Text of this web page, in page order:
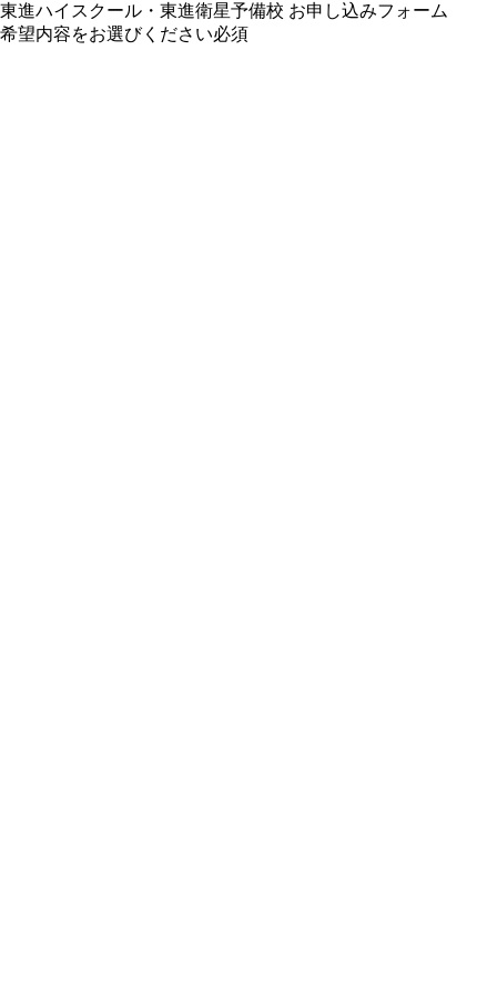
東進ハイスクール・東進衛星予備校 お申し込みフォーム
希望内容をお選びください必須